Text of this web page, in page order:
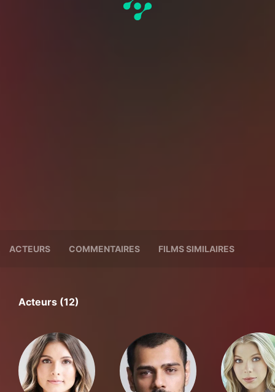
ACTEURS COMMENTAIRES FILMS SIMILAIRES
Acteurs (12)